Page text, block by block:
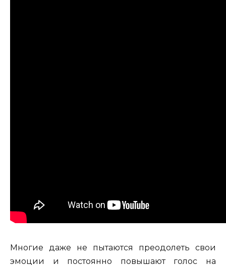
Многие даже не пытаются преодолеть свои
эмоции и постоянно повышают голос на